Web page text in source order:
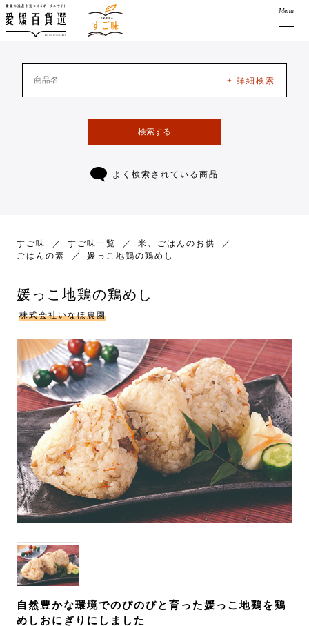
Menu
+ 詳細検索
検索する
よく検索されている商品
すご味 すご味一覧
米、ごはんのお供
ごはんの素
媛っこ地鶏の鶏めし
媛っこ地鶏の鶏めし
株式会社いなほ農園
自然豊かな環境でのびのびと育った媛っこ地鶏を鶏
めしおにぎりにしました